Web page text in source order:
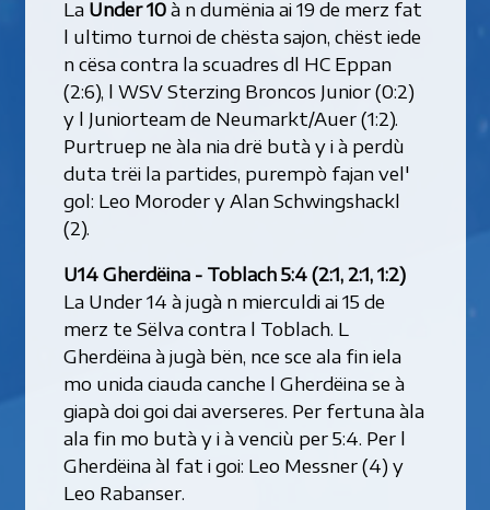
La Under 10à n dumënia ai 19 de merz fat
l ultimo turnoi de chësta sajon, chëst iede
n cësa contra la scuadres dl HC Eppan
(2:6), l WSV Sterzing Broncos Junior (0:2)
y l Juniorteam de Neumarkt/Auer (1:2).
Purtruep ne àla nia drë butà y i à perdù
duta trëi la partides, purempò fajan vel'
gol: Leo Moroder y Alan Schwingshackl
(2).
U14 Gherdëina - Toblach 5:4 (2:1, 2:1, 1:2)
La Under 14 à jugà n mierculdi ai 15 de
merz te Sëlva contra l Toblach. L
Gherdëina à jugà bën, nce sce ala fin iela
mo unida ciauda canche l Gherdëina se à
giapà doi goi dai averseres. Per fertuna àla
ala fin mo butà y i à venciù per 5:4. Per l
Gherdëina àl fat i goi: Leo Messner (4) y
Leo Rabanser.